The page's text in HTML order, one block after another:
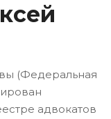
(Федеральная
адвокатов